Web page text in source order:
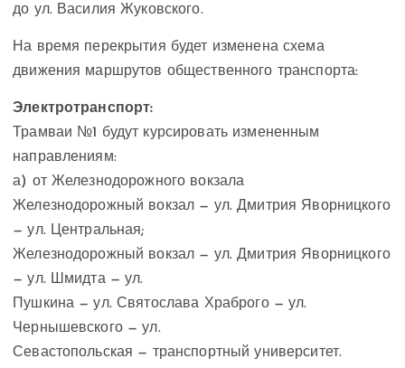
до ул. Василия Жуковского.
На время перекрытия будет изменена схема
движения маршрутов общественного транспорта:
Электротранспорт:
Трамваи №1 будут курсировать измененным
направлениям:
а) от Железнодорожного вокзала
Железнодорожный вокзал — ул. Дмитрия Яворницкого
— ул. Центральная;
Железнодорожный вокзал — ул. Дмитрия Яворницкого
— ул. Шмидта — ул.
Пушкина — ул. Святослава Храброго — ул.
Чернышевского — ул.
Севастопольская — транспортный университет.